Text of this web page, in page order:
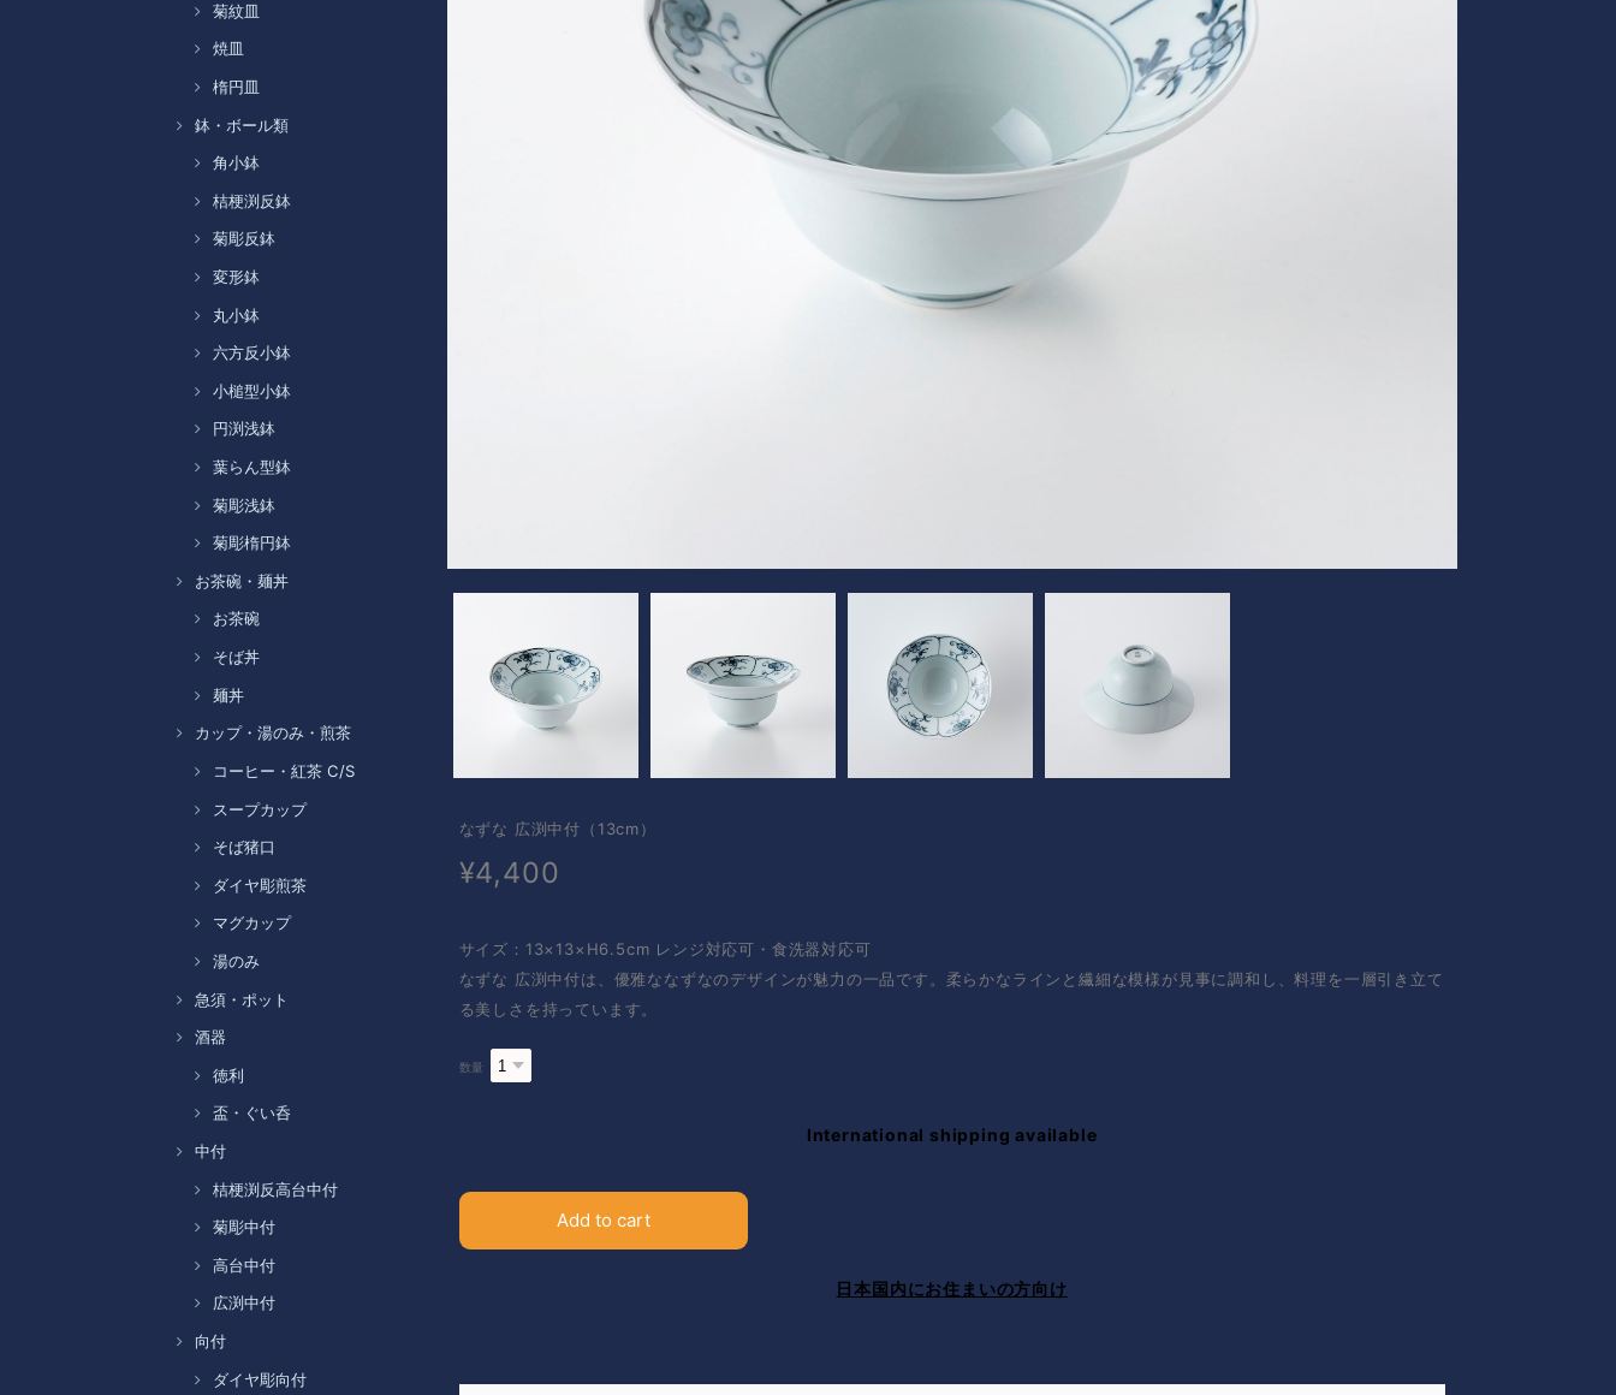
菊紋皿
焼皿
楕円皿
鉢・ボール類
角小鉢
桔梗渕反鉢
菊彫反鉢
変形鉢
丸小鉢
六方反小鉢
小槌型小鉢
円渕浅鉢
葉らん型鉢
菊彫浅鉢
菊彫楕円鉢
お茶碗・麺丼
お茶碗
そば丼
麺丼
カップ・湯のみ・煎茶
コーヒー・紅茶 C/S
スープカップ
そば猪口
ダイヤ彫煎茶
マグカップ
湯のみ
急須・ポット
酒器
徳利
盃・ぐい呑
中付
桔梗渕反高台中付
菊彫中付
高台中付
広渕中付
向付
ダイヤ彫向付
なずな 広渕中付（13cm）
¥4,400
サイズ：13×13×H6.5cm レンジ対応可・食洗器対応可
なずな 広渕中付は、優雅ななずなのデザインが魅力の一品です。柔らかなラインと繊細な模様が見事に調和し、料理を一層引き立て
る美しさを持っています。
数量
International shipping available
Add to cart
日本国内にお住まいの方向け